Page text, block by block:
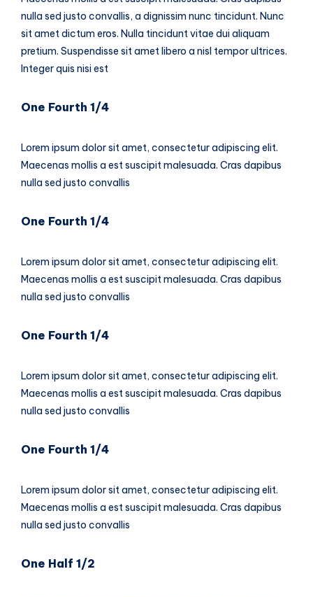
nulla sed justo convallis, a dignissim nunc tincidunt. Nunc
sit amet dictum eros. Nulla tincidunt vitae dui aliquam
pretium. Suspendisse sit amet libero a nisl tempor ultrices.
Integer quis nisi est
One Fourth 1/4
Lorem ipsum dolor sit amet, consectetur adipiscing elit.
Maecenas mollis a est suscipit malesuada. Cras dapibus
nulla sed justo convallis
One Fourth 1/4
Lorem ipsum dolor sit amet, consectetur adipiscing elit.
Maecenas mollis a est suscipit malesuada. Cras dapibus
nulla sed justo convallis
One Fourth 1/4
Lorem ipsum dolor sit amet, consectetur adipiscing elit.
Maecenas mollis a est suscipit malesuada. Cras dapibus
nulla sed justo convallis
One Fourth 1/4
Lorem ipsum dolor sit amet, consectetur adipiscing elit.
Maecenas mollis a est suscipit malesuada. Cras dapibus
nulla sed justo convallis
One Half 1/2